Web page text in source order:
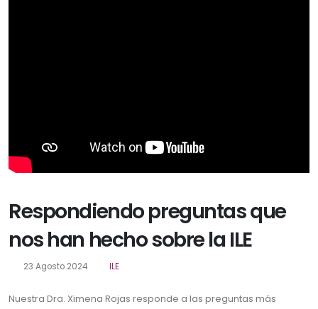
Respondiendo preguntas que
nos han hecho sobre la ILE
23 Agosto 2024 ILE
Nuestra Dra. Ximena Rojas responde a las preguntas más